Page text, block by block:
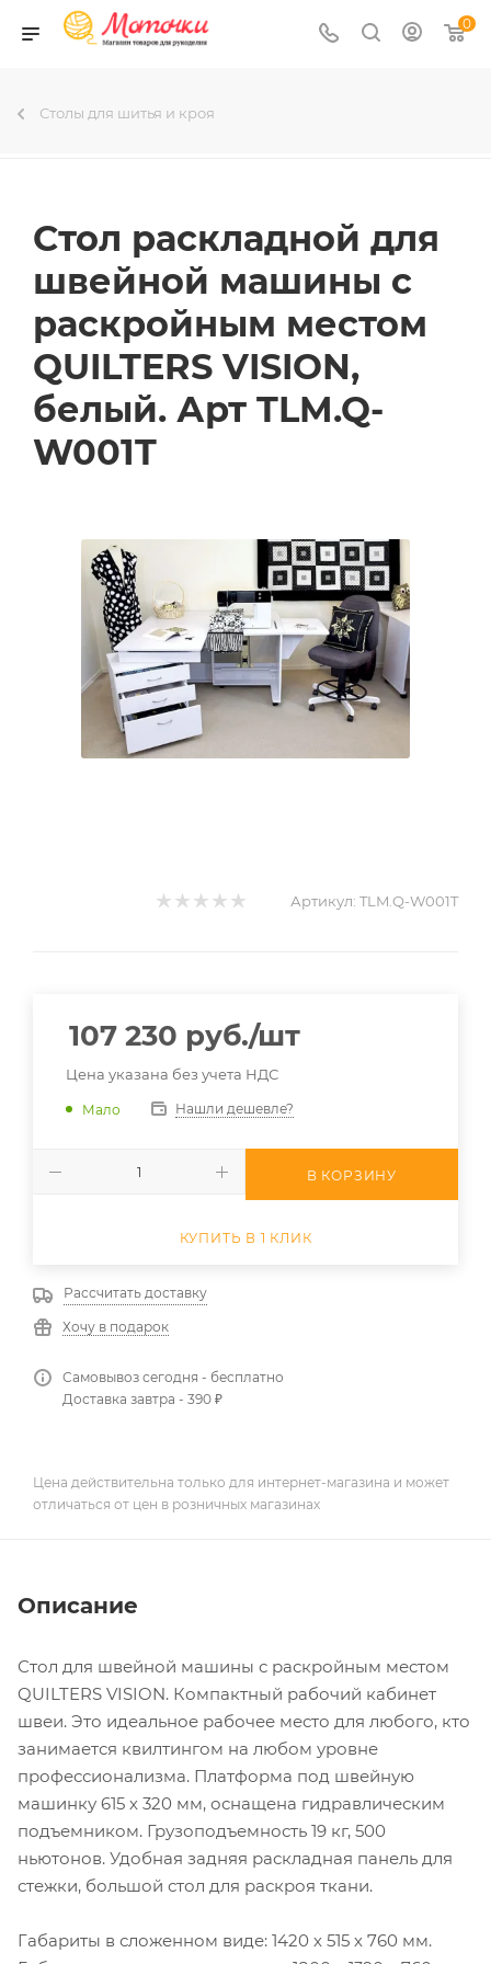
0
Столы для шитья и кроя
Стол раскладной для
швейной машины с
раскройным местом
QUILTERS VISION,
белый. Арт TLM.Q-
W001T
Артикул: TLM.Q-W001T
107 230 руб./шт
Цена указана без учета НДС
Мало Нашли дешевле?
В КОРЗИНУ
КУПИТЬ В 1 КЛИК
Рассчитать доставку
Хочу в подарок
Самовывоз сегодня - бесплатно
Доставка завтра - 390 ₽
Цена действительна только для интернет-магазина и может
отличаться от цен в розничных магазинах
Описание
Стол для швейной машины с раскройным местом
QUILTERS VISION. Компактный рабочий кабинет
швеи. Это идеальное рабочее место для любого, кто
занимается квилтингом на любом уровне
профессионализма. Платформа под швейную
машинку 615 х 320 мм, оснащена гидравлическим
подъемником. Грузоподъемность 19 кг, 500
ньютонов. Удобная задняя раскладная панель для
стежки, большой стол для раскроя ткани.
Габариты в сложенном виде: 1420 х 515 х 760 мм.